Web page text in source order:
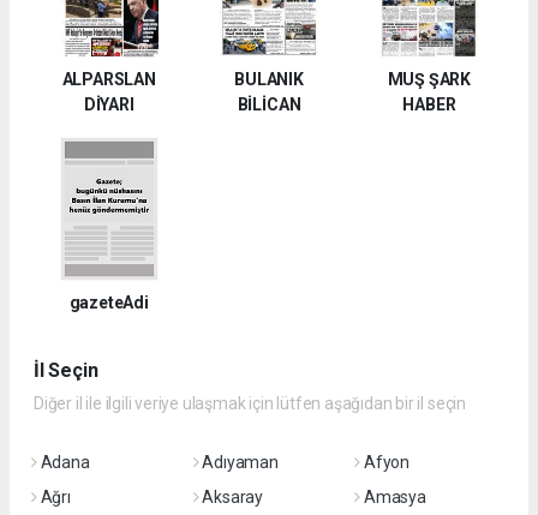
ALPARSLAN
DİYARI
BULANIK
BİLİCAN
MUŞ ŞARK
HABER
gazeteAdi
İl Seçin
Diğer il ile ilgili veriye ulaşmak için lütfen aşağıdan bir il seçin
Adana Adıyaman
Afyon
Ağrı
Aksaray
Amasya